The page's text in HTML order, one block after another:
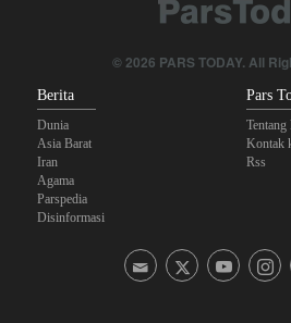
Brigjen Akrami Nia: Artesh dalam
Anggota Kongres AS Khawatirkan
© 2026 PARS TODAY. All
Berita
Dunia
Asia Barat
Iran
Agama
Parspedia
Disinformasi
Pars
Tentang
Kontak
Rss